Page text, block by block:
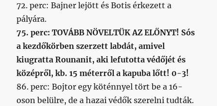
72. perc: Bajner lejött és Botis érkezett a
pályára.
75. perc: TOVÁBB NÖVELTÜK AZ ELŐNYT! Sós
a kezdőkörben szerzett labdát, amivel
kiugratta Rounanit, aki lefutotta védőjét és
középről, kb. 15 méterről a kapuba lőtt! 0-3!
86. perc: Bojtor egy köténnyel tört be a 16-
oson belülre, de a hazai védők szerelni tudták.